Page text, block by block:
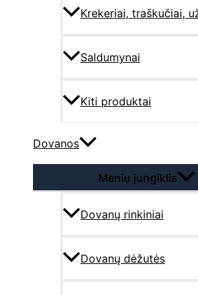
Krekeriai, traškučiai,
Saldumynai
Kiti produktai
Dovanos
Meniu jungiklis
Dovanų rinkiniai
Dovanų dėžutės